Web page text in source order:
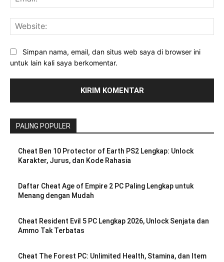
Simpan nama, email, dan situs web saya di browser ini
untuk lain kali saya berkomentar.
PALING POPULER
Cheat Ben 10 Protector of Earth PS2 Lengkap: Unlock
Karakter, Jurus, dan Kode Rahasia
Daftar Cheat Age of Empire 2 PC Paling Lengkap untuk
Menang dengan Mudah
Cheat Resident Evil 5 PC Lengkap 2026, Unlock Senjata dan
Ammo Tak Terbatas
Cheat The Forest PC: Unlimited Health, Stamina, dan Item